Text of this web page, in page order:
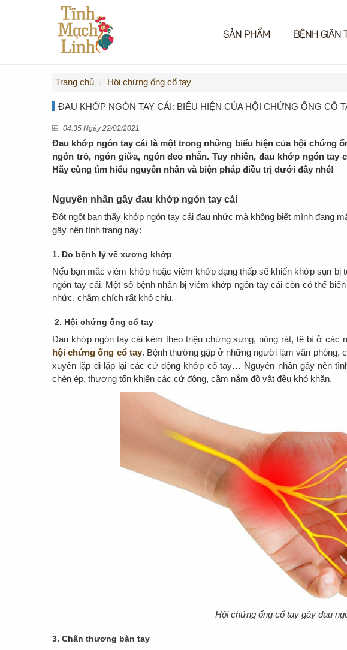
SẢN PHẨM BỆNH GIÃN
Trang chủ Hội chứng ống cổ tay
ĐAU KHỚP NGÓN TAY CÁI: BIỂU HIỆN CỦA HỘI CHỨNG ỐNG CỔ
04:35 Ngày 22/02/2021
Đau khớp ngón tay cái là một trong những biểu hiện của hội chứng
ngón trỏ, ngón giữa, ngón đeo nhẫn. Tuy nhiên, đau khớp ngón tay
Hãy cùng tìm hiểu nguyên nhân và biện pháp điều trị dưới đây nhé!
Nguyên nhân gây đau khớp ngón tay cái
Đột ngột bạn thấy khớp ngón tay cái đau nhức mà không biết mình đang
gây nên tình trạng này:
1. Do bệnh lý về xương khớp
Nếu bạn mắc viêm khớp hoặc viêm khớp dạng thấp sẽ khiến khớp sụn bị
ngón tay cái. Một số bệnh nhân bị viêm khớp ngón tay cái còn có thể
nhức, châm chích rất khó chịu.
2. Hội chứng ống cổ tay
Đau khớp ngón tay cái kèm theo triệu chứng sưng, nóng rát, tê bì ở các
hội chứng ống cổ tay. Bệnh thường gặp ở những người làm văn phòng,
xuyên lặp đi lặp lại các cử động khớp cổ tay… Nguyên nhân gây nên
chèn ép, thương tổn khiến các cử động, cầm nắm đồ vật đều khó khăn.
Hội chứng ống cổ tay gây đau
3. Chấn thương bàn tay